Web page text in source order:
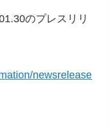
のプレスリリ
newsrelease